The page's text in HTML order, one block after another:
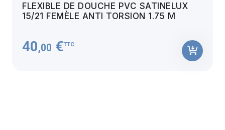
FLEXIBLE DE DOUCHE PVC SATINELUX
15/21 FEMÈLE ANTI TORSION 1.75 M
40,00 €TTC